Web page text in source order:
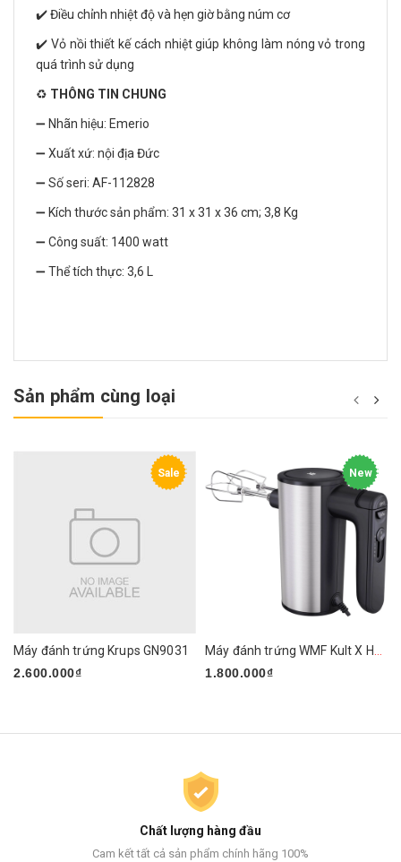
✔️ Điều chỉnh nhiệt độ và hẹn giờ bằng núm cơ
✔️ Vỏ nồi thiết kế cách nhiệt giúp không làm nóng vỏ trong
quá trình sử dụng
♻️ THÔNG TIN CHUNG
➖ Nhãn hiệu: Emerio
➖ Xuất xứ: nội địa Đức
➖ Số seri: AF-112828
➖ Kích thước sản phẩm: 31 x 31 x 36 cm; 3,8 Kg
➖ Công suất: 1400 watt
➖ Thể tích thực: 3,6 L
Sản phẩm cùng loại
Sale
Máy đánh trứng Krups GN9031
2.600.000₫
New
1.800.000₫
Chất lượng hàng đầu
Cam kết tất cả sản phẩm chính hãng 100%